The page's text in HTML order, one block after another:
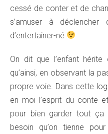
cessé de conter et de
s’amuser à
d’entertainer-né
On dit que l’enfant
qu’ainsi, en observant la
propre voie. Dans cette
en moi l’esprit du conte
pour bien garder tout ça
besoin qu’on tienne